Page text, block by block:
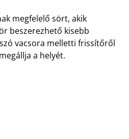
megfelelő sört, akik
beszerezhető kisebb
vacsora melletti frissítőről
a helyét.